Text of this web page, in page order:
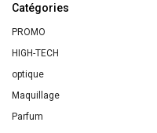
&
Équilibrant
au
Charbon
Magnétique
&
Catégories
PROMO
HIGH-TECH
optique
Maquillage
Parfum